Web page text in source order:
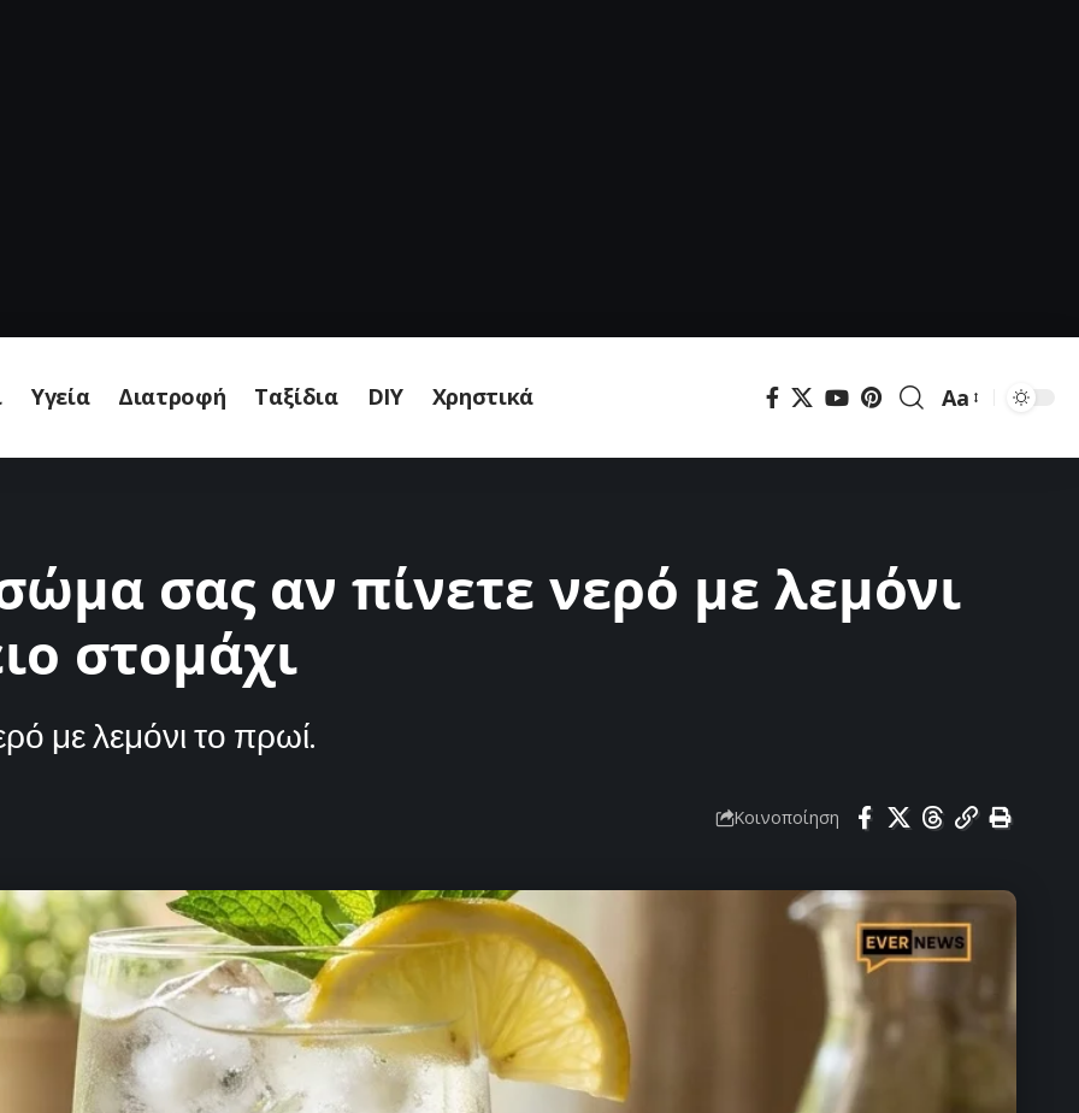
Υγεία Διατροφή Ταξίδια DIY Χρηστικά
Μεγέθυνση
Aa
σας αν πίνετε νερό με λεμόνι
στομάχι
με λεμόνι το πρωί.
Κοινοποίηση